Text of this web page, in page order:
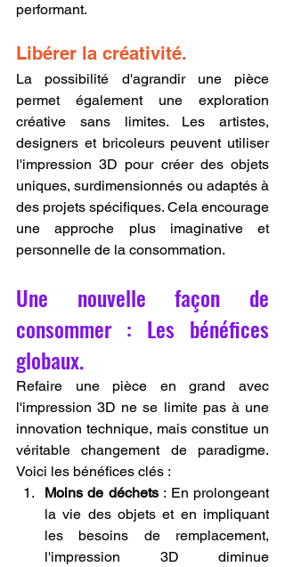
performant.
Libérer la créativité.
La possibilité d'agrandir une pièce
permet également une exploration
créative sans limites. Les artistes,
designers et bricoleurs peuvent utiliser
l'impression 3D pour créer des objets
uniques, surdimensionnés ou adaptés à
des projets spécifiques. Cela encourage
une approche plus imaginative et
personnelle de la consommation.
Une nouvelle façon de
consommer : Les bénéfices
globaux.
Refaire une pièce en grand avec
l'impression 3D ne se limite pas à une
innovation technique, mais constitue un
véritable changement de paradigme.
Voici les bénéfices clés :
Moins de déchets : En prolongeant
la vie des objets et en impliquant
les besoins de remplacement,
l'impression 3D diminue